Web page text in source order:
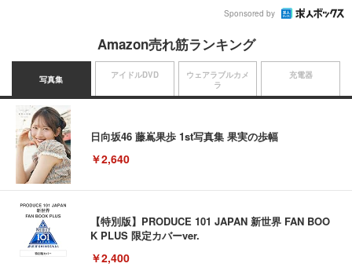
Sponsored by
Amazon売れ筋ランキング
写真集
日向坂46 藤嶌果歩 1st写真集 果実の歩幅
￥2,640
【特別版】PRODUCE 101 JAPAN 新世界 FAN BOO
K PLUS 限定カバーver.
￥2,400
アイドルDVD
ウェアラブルカメ
ラ
充電器